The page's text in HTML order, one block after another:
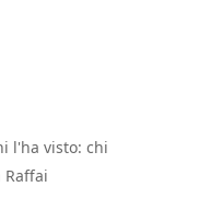
l'ha visto: chi
Raffai